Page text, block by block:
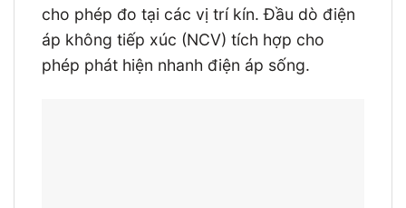
cho phép đo tại các vị trí kín. Đầu dò điện
áp không tiếp xúc (NCV) tích hợp cho
phép phát hiện nhanh điện áp sống.